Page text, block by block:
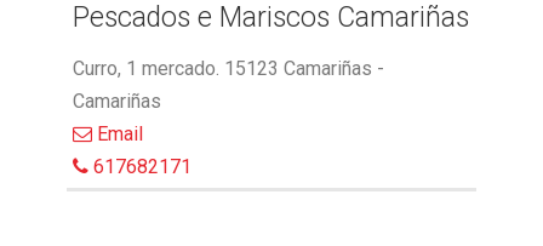
Pescados e Mariscos Camariñas
Curro, 1 mercado. 15123 Camariñas -
Camariñas
Email
617682171